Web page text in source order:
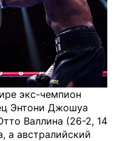
видео YouTube
экс-чемпион
Энтони Джошуа
Валлина (26-2, 14
а австралийский